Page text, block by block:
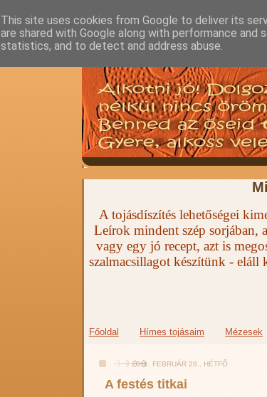
A tojásdíszítés lehetőségei
Leírok mindent szép sorjában,
vagy egy jó recept, azt is
szalmacsillagot készítünk - eláll
Főoldal Hímes tojásaim Mézesek
2011. FEBRUÁR 28., HÉTFŐ
A festés titkai
This site uses cookies from Google to deliver its
are shared with Google along with performance
statistics, and to detect and address abuse.